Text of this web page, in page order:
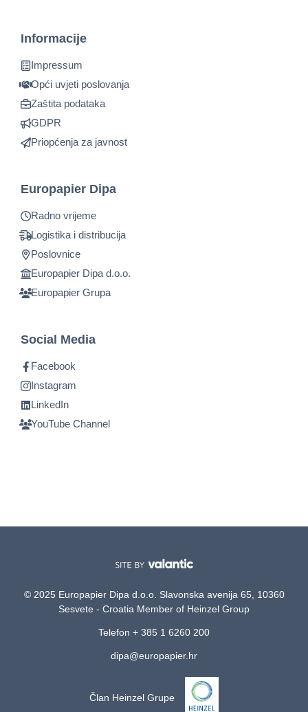
Informacije
Impressum
Opći uvjeti poslovanja
Zaštita podataka
GDPR
Priopćenja za javnost
Europapier Dipa
Radno vrijeme
Logistika i distribucija
Poslovnice
Europapier Dipa d.o.o.
Europapier Grupa
Social Media
Facebook
Instagram
LinkedIn
YouTube Channel
© 2025 Europapier Dipa d.o.o. Slavonska avenija 65, 10360
Sesvete - Croatia Member of Heinzel Group
Telefon + 385 1 6260 200
dipa@europapier.hr
Član Heinzel Grupe